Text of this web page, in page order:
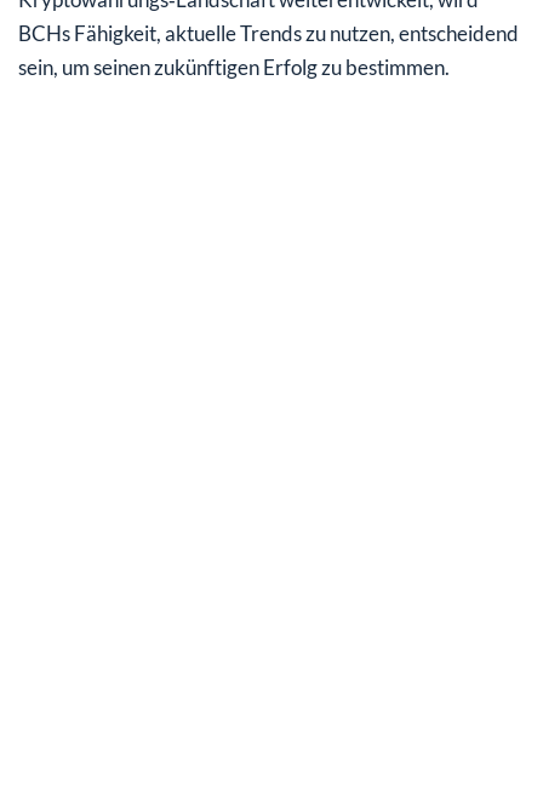
BCHs Fähigkeit, aktuelle Trends zu nutzen, entscheidend
sein, um seinen zukünftigen Erfolg zu bestimmen.